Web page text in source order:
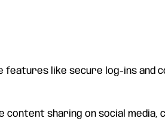
features like secure log-ins
sharing on social